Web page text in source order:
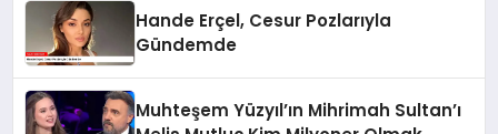
Hande Erçel, Cesur Pozlarıyla
Gündemde
Muhteşem Yüzyıl’ın Mihrimah Sultan’ı